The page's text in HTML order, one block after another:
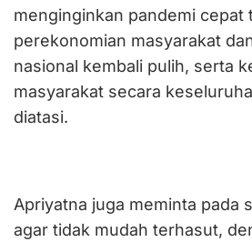
menginginkan pandemi cepat
perekonomian masyarakat
nasional kembali pulih, serta
masyarakat secara
diatasi.
Apriyatna juga meminta pada
agar tidak mudah terhasut,